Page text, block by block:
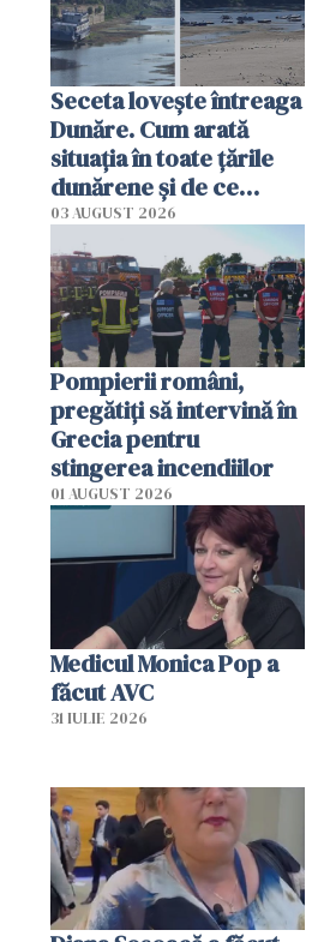
Seceta lovește întreaga
Dunăre. Cum arată
situația în toate țările
dunărene și de ce
România resimte
efectele, deși a plouat
în iulie
03 AUGUST 2026
Pompierii români,
pregătiţi să intervină în
Grecia pentru
stingerea incendiilor
01 AUGUST 2026
Medicul Monica Pop a
făcut AVC
31 IULIE 2026